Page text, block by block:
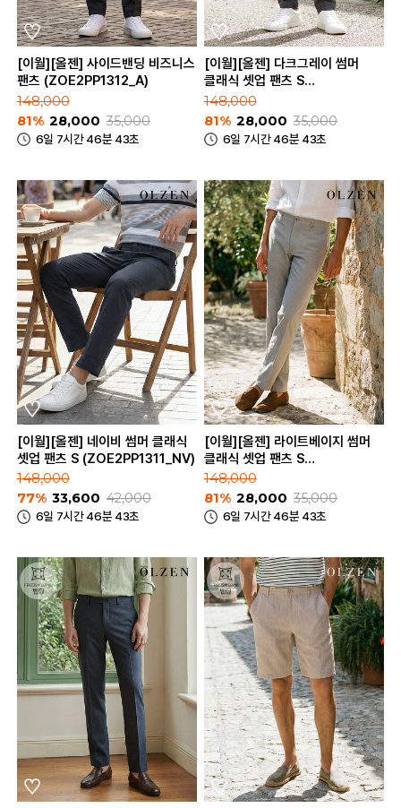
[이월][올젠] 사이드밴딩 비즈니스
팬츠 (ZOE2PP1312_A)
148,000
81% 28,000 35,000
6일 7시간 46분 43초
[이월][올젠] 다크그레이 썸머
클래식 셋업 팬츠 S
(ZOE2PP1311_DGR)
148,000
81% 28,000 35,000
6일 7시간 46분 43초
[이월][올젠] 네이비 썸머 클래식
셋업 팬츠 S (ZOE2PP1311_NV)
148,000
77% 33,600 42,000
6일 7시간 46분 43초
[이월][올젠] 라이트베이지 썸머
클래식 셋업 팬츠 S
(ZOE2PP1311_LBE)
148,000
81% 28,000 35,000
6일 7시간 46분 43초